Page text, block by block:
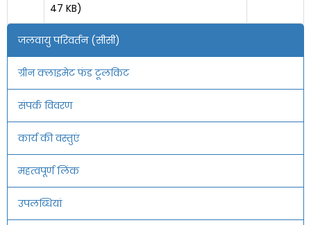
जलवायु परिवर्तन (सीसी)
ग्रीन क्लाइमेट फंड टूलकिट
संपर्क विवरण
कार्य की वस्तुएं
महत्वपूर्ण लिंक
उपलब्धियां
47 KB)